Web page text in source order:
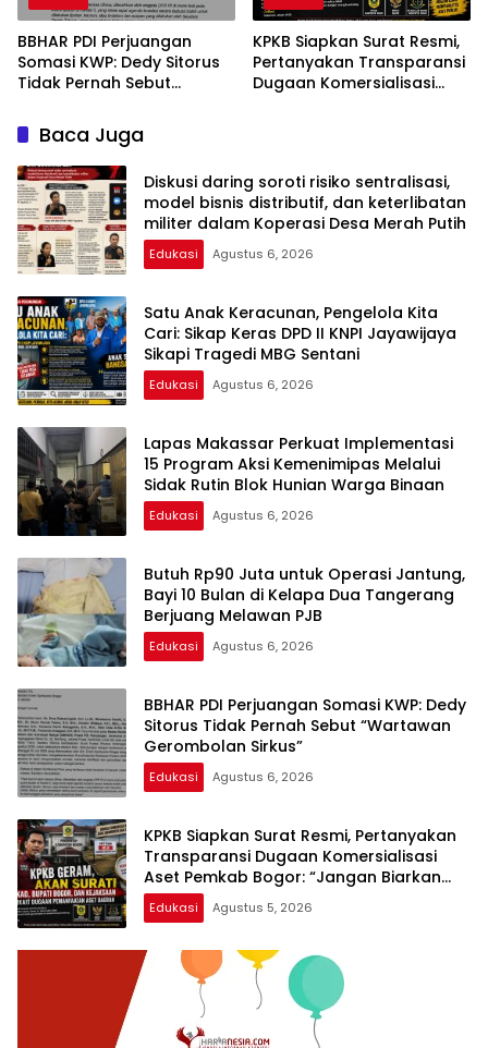
BBHAR PDI Perjuangan
Somasi KWP: Dedy Sitorus
Tidak Pernah Sebut
Sirkus”
KPKB Siapkan Surat Resmi,
Pertanyakan Transparansi
Dugaan Komersialisasi
Baca Juga
Diskusi daring soroti risiko sentralisasi,
model bisnis distributif, dan keterlibatan
militer dalam Koperasi Desa Merah Putih
Edukasi Agustus 6, 2026
Satu Anak Keracunan, Pengelola Kita
Cari: Sikap Keras DPD II KNPI Jayawijaya
Sikapi Tragedi MBG Sentani
Edukasi Agustus 6, 2026
Lapas Makassar Perkuat Implementasi
15 Program Aksi Kemenimipas Melalui
Sidak Rutin Blok Hunian Warga Binaan
Edukasi Agustus 6, 2026
Butuh Rp90 Juta untuk Operasi Jantung,
Bayi 10 Bulan di Kelapa Dua Tangerang
Berjuang Melawan PJB
Edukasi Agustus 6, 2026
BBHAR PDI Perjuangan Somasi KWP: Dedy
Sitorus Tidak Pernah Sebut “Wartawan
Gerombolan Sirkus”
Edukasi Agustus 6, 2026
KPKB Siapkan Surat Resmi, Pertanyakan
Transparansi Dugaan Komersialisasi
Aset Pemkab Bogor: “Jangan Biarkan
Publik Bertanya-tanya”
Edukasi Agustus 5, 2026